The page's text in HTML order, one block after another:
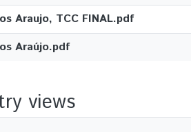
Araujo, TCC FINAL.pdf
Araújo.pdf
views